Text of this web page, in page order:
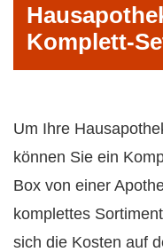
Komplett-
Um Ihre
können Sie ein
Box von einer
komplettes
sich die Kosten auf